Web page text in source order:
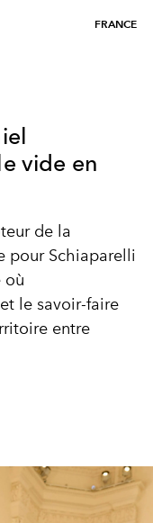
FRANCE
vide en
de la
pour Schiaparelli
où
le savoir-faire
entre